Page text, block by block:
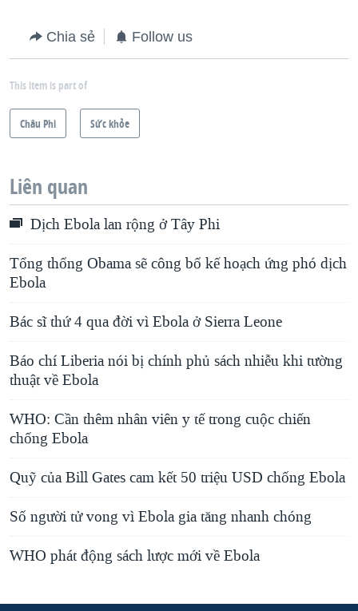
Chia sẻ Follow us
This item is part of
Châu Phi Sức khỏe
Liên quan
Dịch Ebola lan rộng ở Tây Phi
Tổng thống Obama sẽ công bố kế hoạch ứng phó dịch
Ebola
Bác sĩ thứ 4 qua đời vì Ebola ở Sierra Leone
Báo chí Liberia nói bị chính phủ sách nhiễu khi tường
thuật về Ebola
WHO: Cần thêm nhân viên y tế trong cuộc chiến
chống Ebola
Quỹ của Bill Gates cam kết 50 triệu USD chống Ebola
Số người tử vong vì Ebola gia tăng nhanh chóng
WHO phát động sách lược mới về Ebola